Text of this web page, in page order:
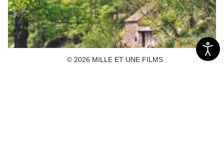
© 2026 MILLE ET UNE FILMS